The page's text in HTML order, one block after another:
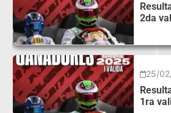
2da
25/
1ra